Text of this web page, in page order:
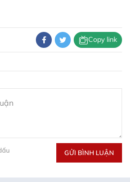
Copy link
GỬI BÌNH LUẬN